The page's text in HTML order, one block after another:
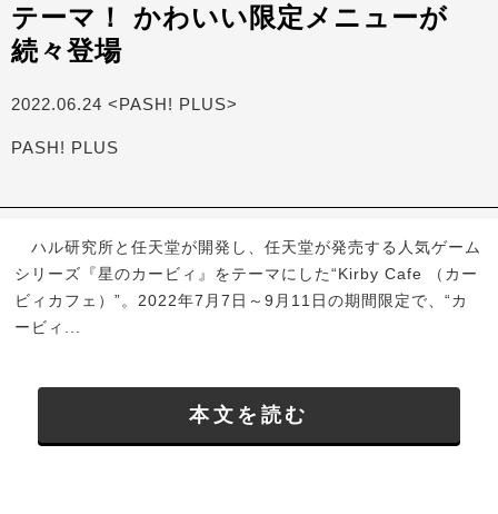
テーマ！ かわいい限定メニューが
続々登場
2022.06.24 <PASH! PLUS>
PASH! PLUS
ハル研究所と任天堂が開発し、任天堂が発売する人気ゲーム
シリーズ『星のカービィ』をテーマにした“Kirby Cafe （カー
ビィカフェ）”。2022年7月7日～9月11日の期間限定で、“カ
ービィ...
本文を読む